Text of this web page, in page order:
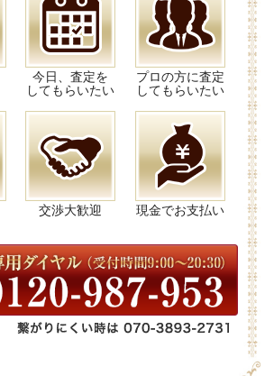
今日、査定を
してもらいたい
プロの方に査定
してもらいたい
交渉大歓迎 現金でお支払い